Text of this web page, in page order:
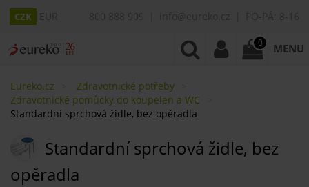
CZK
0 MENU
Eureko.cz
Zdravotnické potřeby
Zdravotnické pomůcky do koupelen a WC
Standardní sprchová židle, bez opěradla
Standardní sprchová židle, bez
opěradla